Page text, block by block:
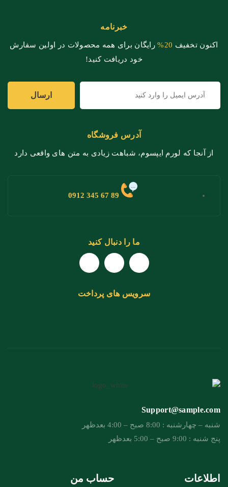
خبرنامه
اکنون تخفیف 20%
رایگان برای همه محصولات در اولین سفارش
خود دریافت کنید!
آدرس فروشگاه
از آنجا که لورم ایپسوم، شباهت زیادی به متن های واقعی دارد
89 67 345 0912
ما را دنبال کنید
سرویس های پرداخت
اطلاعات حساب من
Support@sample.com
شنبه – چهارشنبه : 8:00 صبح – 4:00 بعدظهر
پنج شنبه : 9:00 صبح – 5:00 بعدظهر